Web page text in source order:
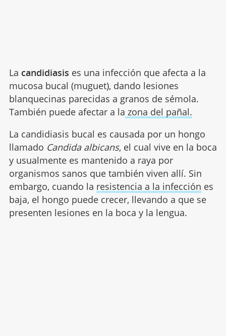
La candidiasis es una infección que afecta a la
mucosa bucal (muguet), dando lesiones
blanquecinas parecidas a granos de sémola.
También puede afectar a la zona del pañal.
La candidiasis bucal es causada por un hongo
llamado Candida albicans, el cual vive en la boca
y usualmente es mantenido a raya por
organismos sanos que también viven allí. Sin
embargo, cuando la resistencia a la infección es
baja, el hongo puede crecer, llevando a que se
presenten lesiones en la boca y la lengua.